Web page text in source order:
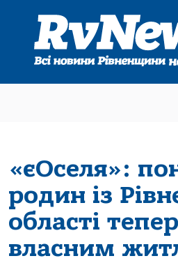
«єОселя»:
родин із
області
власним